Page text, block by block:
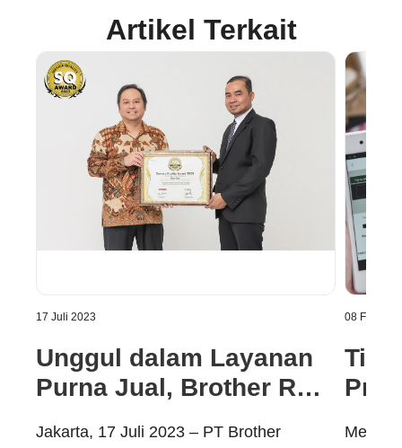
Artikel Terkait
17 Juli 2023
Unggul dalam Layanan
Purna Jual, Brother Raih
Jakarta, 17 Juli 2023 – PT Brother
08
Tips